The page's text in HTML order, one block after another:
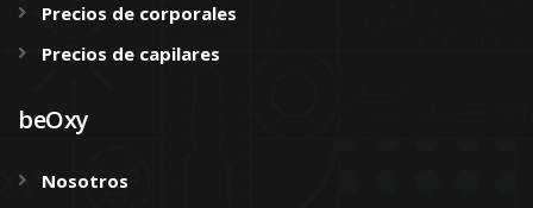
Precios de corporales
Precios de capilares
beOxy
Nosotros